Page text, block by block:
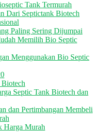
Tank Termurah
Dari Septictank Biotech
Paling Sering Dijumpai
Memilih Bio Septic
Menggunakan Bio Septic
Septic Tank Biotech dan
dan Pertimbangan Membeli
Harga Murah